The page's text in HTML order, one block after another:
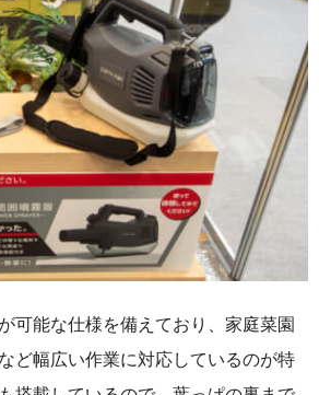
可能な仕様を備えており、家庭菜園
ど幅広い作業に対応しているのが特